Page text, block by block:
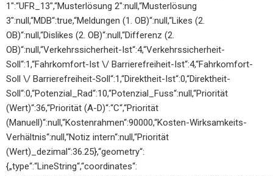
1″:“UFR_13″,“Musterlösung 2″:null,“Musterlösung
3″:null,“MDB“:true,“Meldungen (1. OB)“:null,“Likes (2.
OB)“:null,“Dislikes (2. OB)“:null,“Differenz (2.
OB)“:null,“Verkehrssicherheit-Ist“:4,“Verkehrssicherheit-
Soll“:1,“Fahrkomfort-Ist \/ Barrierefreiheit-Ist“:4,“Fahrkomfort-
Soll \/ Barrierefreiheit-Soll“:1,“Direktheit-Ist“:0,“Direktheit-
Soll“:0,“Potenzial_Rad“:10,“Potenzial_Fuss“:null,“Priorität
(Wert)“:36,“Priorität (A-D)“:“C“,“Priorität
(Manuell)“:null,“Kostenrahmen“:90000,“Kosten-Wirksamkeits-
Verhältnis“:null,“Notiz intern“:null,“Priorität
(Wert)_dezimal“:36.25},“geometry“:
{„type“:“LineString“,“coordinates“: